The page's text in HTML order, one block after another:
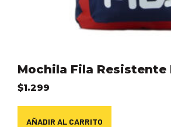
Mochila Fila Resistente
$1.299
AÑADIR AL CARRITO